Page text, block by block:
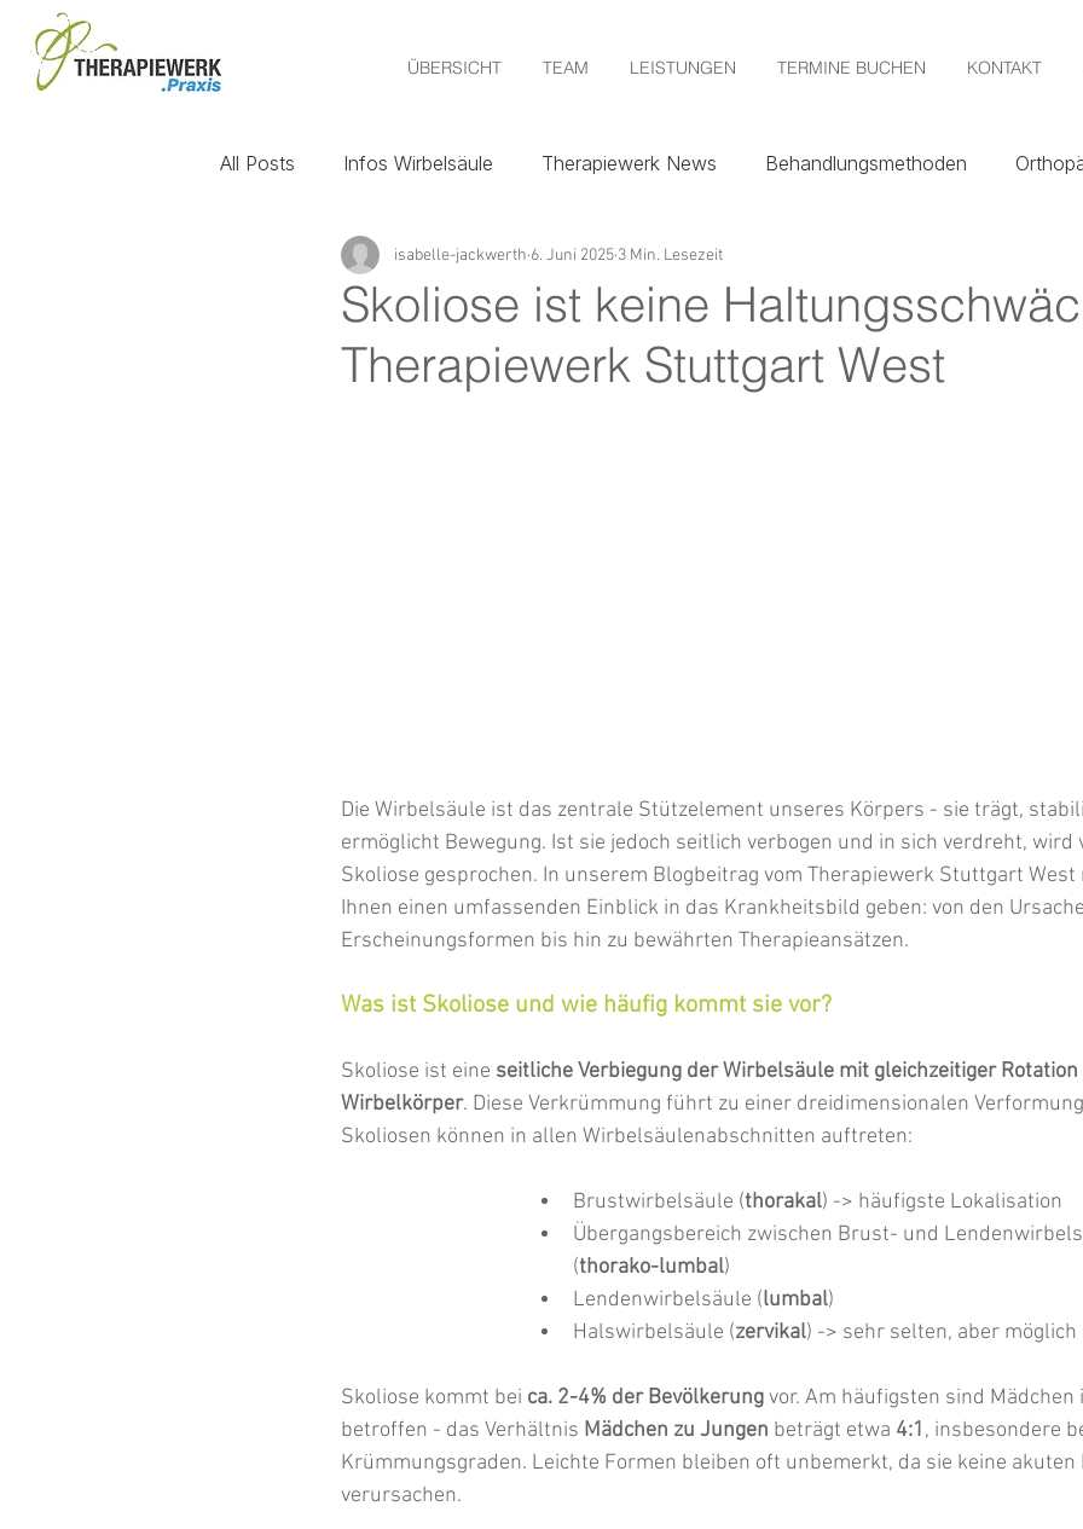
ÜBERSICHT TEAM LEISTUNGEN TERMINE BUCHEN KONTAKT
All Posts Infos Wirbelsäule Therapiewerk News Behandlungsmethoden
Prävention Alltagstipps
Skoliose ist keine
Therapiewerk Stuttgart West
isabelle-jackwerth 6. Juni 2025 3 Min. Lesezeit
Die Wirbelsäule ist das zentrale Stützelement unseres Körpers - sie trägt,
ermöglicht Bewegung. Ist sie jedoch seitlich verbogen und in sich verdreht, wird
Skoliose gesprochen. In unserem Blogbeitrag vom Therapiewerk Stuttgart
Ihnen einen umfassenden Einblick in das Krankheitsbild geben: von den
Erscheinungsformen bis hin zu bewährten Therapieansätzen.
Was ist Skoliose und wie häufig kommt sie vor?
Skoliose ist eine seitliche Verbiegung der Wirbelsäule mit gleichzeitiger Rotation
Wirbelkörper. Diese Verkrümmung führt zu einer dreidimensionalen
Skoliosen können in allen Wirbelsäulenabschnitten auftreten:
Brustwirbelsäule (thorakal) -> häufigste Lokalisation
Übergangsbereich zwischen Brust- und
(thorako-lumbal)
Lendenwirbelsäule (lumbal)
Halswirbelsäule (zervikal) -> sehr selten, aber möglich
Skoliose kommt bei ca. 2-4% der Bevölkerung vor. Am häufigsten sind
betroffen - das Verhältnis Mädchen zu Jungen beträgt etwa 4:1, insbesondere
Krümmungsgraden. Leichte Formen bleiben oft unbemerkt, da sie keine akuten
verursachen.